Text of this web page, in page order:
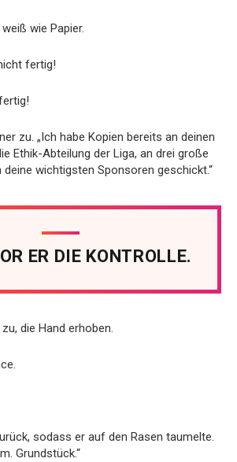
wie Papier.
fertig!
zu. „Ich habe Kopien bereits an deinen
Ethik-Abteilung der Liga, an drei große
wichtigsten Sponsoren geschickt.“
ER DIE KONTROLLE.
die Hand erhoben.
sodass er auf den Rasen taumelte.
Grundstück.“